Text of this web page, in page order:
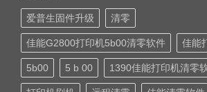
爱普生固件升级 清零
佳能G2800打印机5b00清零软件 佳能
5b00 5 b 00 1390佳能打印机清零